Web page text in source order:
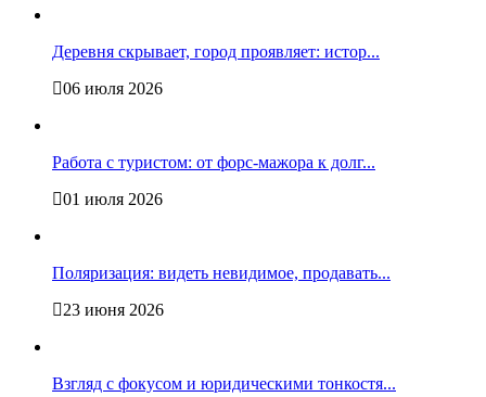
Деревня скрывает, город проявляет: истор...
06 июля 2026
Работа с туристом: от форс-мажора к долг...
01 июля 2026
Поляризация: видеть невидимое, продавать...
23 июня 2026
Взгляд с фокусом и юридическими тонкостя...